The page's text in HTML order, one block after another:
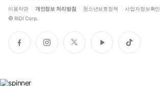
이용약관 개인정보 처리방침 청소년보호정책 사업자정보확인
© RIDI Corp.
페
이
인
스
트
위
유
튜
틱
톡